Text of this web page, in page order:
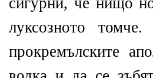
луксозното
прокремълските